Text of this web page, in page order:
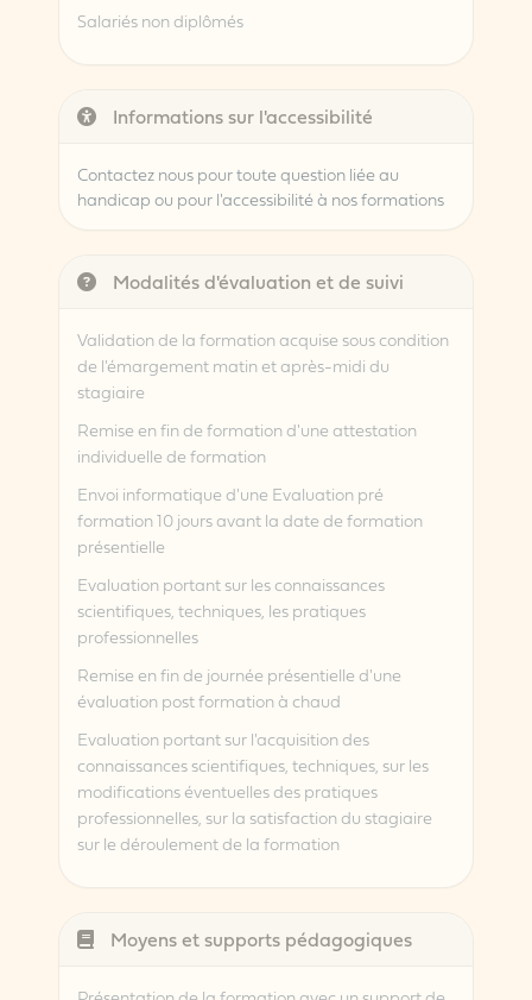
Salariés non diplômés
Informations sur l'accessibilité
Contactez nous pour toute question liée au
handicap ou pour l'accessibilité à nos formations
Modalités d'évaluation et de suivi
Validation de la formation acquise sous condition
de l'émargement matin et après-midi du
stagiaire
Remise en fin de formation d'une attestation
individuelle de formation
Envoi informatique d'une Evaluation pré
formation 10 jours avant la date de formation
présentielle
Evaluation portant sur les connaissances
scientifiques, techniques, les pratiques
professionnelles
Remise en fin de journée présentielle d'une
évaluation post formation à chaud
Evaluation portant sur l'acquisition des
connaissances scientifiques, techniques, sur les
modifications éventuelles des pratiques
professionnelles, sur la satisfaction du stagiaire
sur le déroulement de la formation
Moyens et supports pédagogiques